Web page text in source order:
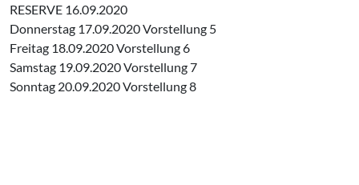
RESERVE 16.09.2020
Donnerstag 17.09.2020 Vorstellung 5
Freitag 18.09.2020 Vorstellung 6
Samstag 19.09.2020 Vorstellung 7
Sonntag 20.09.2020 Vorstellung 8